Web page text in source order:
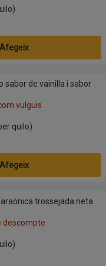
Afegeix
de xocolata
sabor de vainilla i sabor
vulguis
quilo)
Afegeix
trossejada neta
descompte